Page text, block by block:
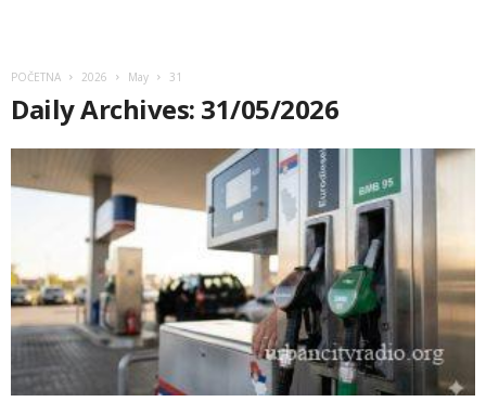
POČETNA 2026 May 31
Daily Archives: 31/05/2026